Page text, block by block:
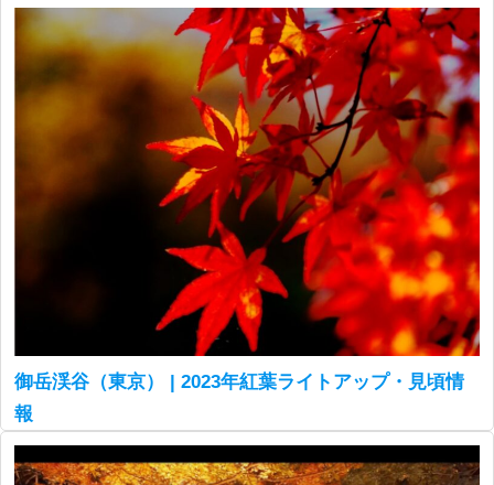
御岳渓谷（東京） | 2023年紅葉ライトアップ・見頃情
報